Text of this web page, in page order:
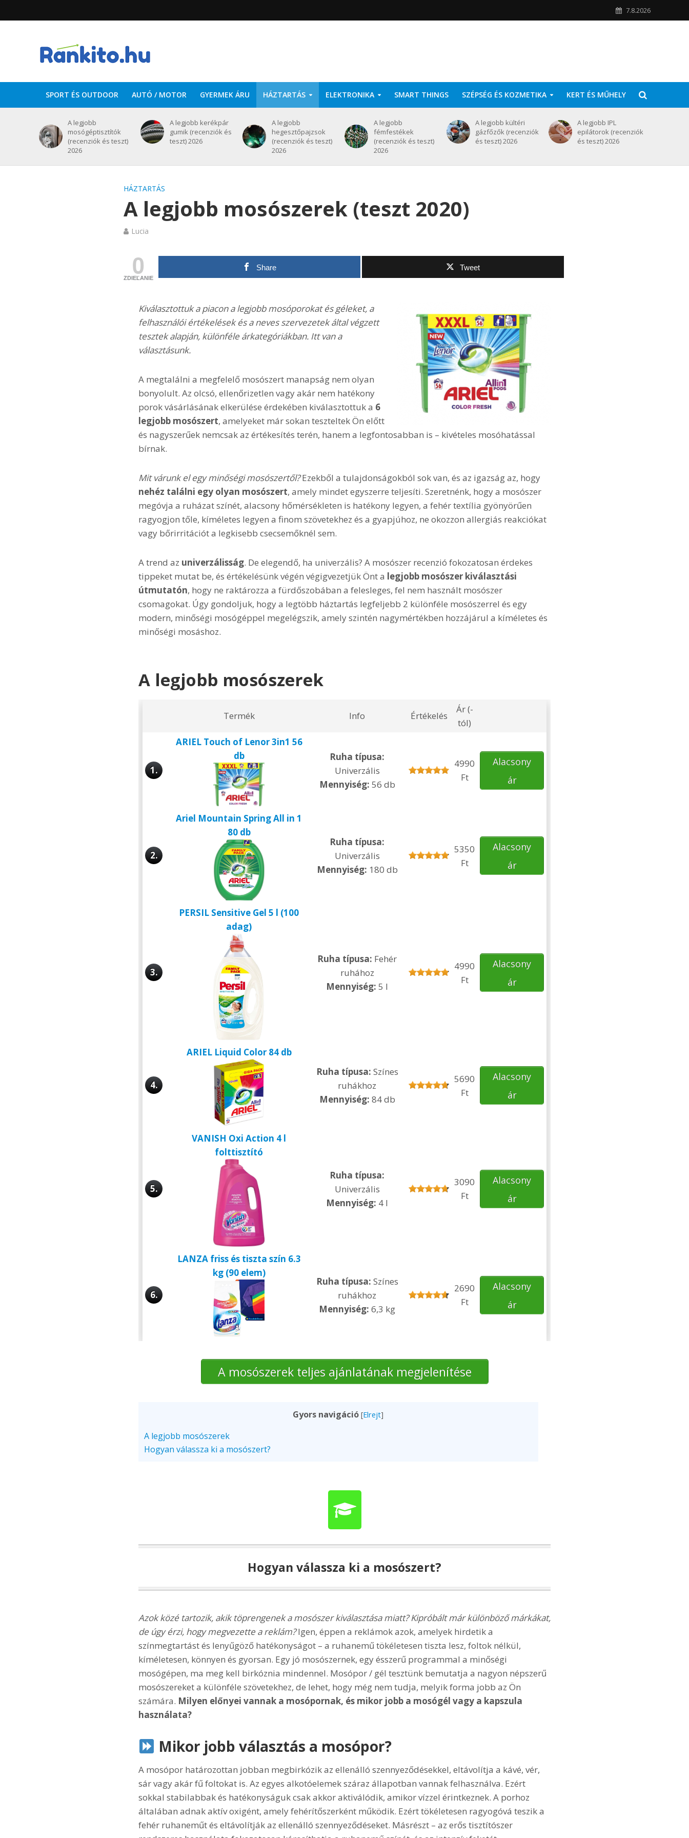
7.8.2026
SPORT ÉS OUTDOOR AUTÓ / MOTOR GYERMEK ÁRU HÁZTARTÁS ELEKTRONIKA SMART THINGS SZÉPSÉG ÉS KOZMETIKA KERT ÉS MŰHELY
A legjobb
mosógéptisztítók
(recenziók és teszt)
2026
A legjobb kerékpár
gumik (recenziók és
teszt) 2026
A legjobb
hegesztőpajzsok
(recenziók és teszt)
2026
A legjobb
fémfestékek
(recenziók és teszt)
2026
A legjobb kültéri
gázfőzők (recenziók
és teszt) 2026
A legjobb IPL
epilátorok (recenziók
és teszt) 2026
HÁZTARTÁS
A legjobb mosószerek (teszt 2020)
Lucia
0
ZDIEĽANIE
Share Tweet
Kiválasztottuk a piacon a legjobb mosóporokat és géleket, a
felhasználói értékelések és a neves szervezetek által végzett
tesztek alapján, különféle árkategóriákban. Itt van a
választásunk.
A megtalálni a megfelelő mosószert manapság nem olyan
bonyolult. Az olcsó, ellenőrizetlen vagy akár nem hatékony
porok vásárlásának elkerülése érdekében kiválasztottuk a 6
legjobb mosószert, amelyeket már sokan teszteltek Ön előtt
és nagyszerűek nemcsak az értékesítés terén, hanem a legfontosabban is – kivételes mosóhatással
bírnak.
Mit várunk el egy minőségi mosószertől?Ezekből a tulajdonságokból sok van, és az igazság az, hogy
nehéz találni egy olyan mosószert, amely mindet egyszerre teljesíti. Szeretnénk, hogy a mosószer
megóvja a ruházat színét, alacsony hőmérsékleten is hatékony legyen, a fehér textília gyönyörűen
ragyogjon tőle, kíméletes legyen a finom szövetekhez és a gyapjúhoz, ne okozzon allergiás reakciókat
vagy bőrirritációt a legkisebb csecsemőknél sem.
A trend az univerzálisság. De elegendő, ha univerzális? A mosószer recenzió fokozatosan érdekes
tippeket mutat be, és értékelésünk végén végigvezetjük Önt a legjobb mosószer kiválasztási
útmutatón, hogy ne raktározza a fürdőszobában a felesleges, fel nem használt mosószer
csomagokat. Úgy gondoljuk, hogy a legtöbb háztartás legfeljebb 2 különféle mosószerrel és egy
modern, minőségi mosógéppel megelégszik, amely szintén nagymértékben hozzájárul a kíméletes és
minőségi mosáshoz.
A legjobb mosószerek
Termék Info Értékelés
Ár (-
tól)
1.
ARIEL Touch of Lenor 3in1 56
db
Ruha típusa:
Univerzális
Mennyiség: 56 db
4990
Ft
Alacsony
ár
2.
Ariel Mountain Spring All in 1
80 db
Ruha típusa:
Univerzális
Mennyiség: 180 db
5350
Ft
Alacsony
ár
3.
PERSIL Sensitive Gel 5 l (100
adag)
Ruha típusa: Fehér
ruhához
Mennyiség: 5 l
4990
Ft
Alacsony
ár
4.
ARIEL Liquid Color 84 db
Ruha típusa: Színes
ruhákhoz
Mennyiség: 84 db
5690
Ft
Alacsony
ár
5.
VANISH Oxi Action 4 l
folttisztító
Ruha típusa:
Univerzális
Mennyiség: 4 l
3090
Ft
Alacsony
ár
6.
LANZA friss és tiszta szín 6.3
kg (90 elem)
Ruha típusa: Színes
ruhákhoz
Mennyiség: 6,3 kg
2690
Ft
Alacsony
ár
A mosószerek teljes ajánlatának megjelenítése
Gyors navigáció [Elrejt]
A legjobb mosószerek
Hogyan válassza ki a mosószert?
Hogyan válassza ki a mosószert?
Azok közé tartozik, akik töprengenek a mosószer kiválasztása miatt? Kipróbált már különböző márkákat,
de úgy érzi, hogy megvezette a reklám?Igen, éppen a reklámok azok, amelyek hirdetik a
színmegtartást és lenyűgöző hatékonyságot – a ruhanemű tökéletesen tiszta lesz, foltok nélkül,
kíméletesen, könnyen és gyorsan. Egy jó mosószernek, egy ésszerű programmal a minőségi
mosógépen, ma meg kell birkóznia mindennel. Mosópor / gél tesztünk bemutatja a nagyon népszerű
mosószereket a különféle szövetekhez, de lehet, hogy még nem tudja, melyik forma jobb az Ön
számára. Milyen előnyei vannak a mosópornak, és mikor jobb a mosógél vagy a kapszula
használata?
Mikor jobb választás a mosópor?
A mosópor határozottan jobban megbirkózik az ellenálló szennyeződésekkel, eltávolítja a kávé, vér,
sár vagy akár fű foltokat is. Az egyes alkotóelemek száraz állapotban vannak felhasználva. Ezért
sokkal stabilabbak és hatékonyságuk csak akkor aktiválódik, amikor vízzel érintkeznek. A porhoz
általában adnak aktív oxigént, amely fehérítőszerként működik. Ezért tökéletesen ragyogóvá teszik a
fehér ruhaneműt és eltávolítják az ellenálló szennyeződéseket. Másrészt – az erős tisztítószer